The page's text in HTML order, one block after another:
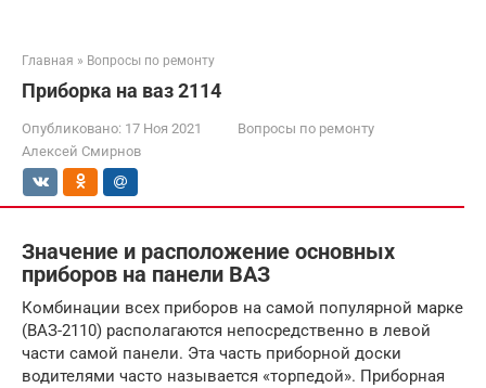
Главная » Вопросы по ремонту
Приборка на ваз 2114
Опубликовано: 17 Ноя 2021
Вопросы по ремонту
Алексей Смирнов
Значение и расположение основных
приборов на панели ВАЗ
Комбинации всех приборов на самой популярной марке
(ВАЗ-2110) располагаются непосредственно в левой
части самой панели. Эта часть приборной доски
водителями часто называется «торпедой». Приборная